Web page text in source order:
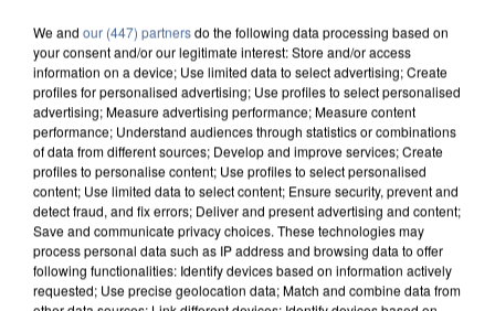
We and our (447) partnersdo the following data processing based on
your consent and/or our legitimate interest: Store and/or access
information on a device; Use limited data to select advertising; Create
profiles for personalised advertising; Use profiles to select personalised
advertising; Measure advertising performance; Measure content
performance; Understand audiences through statistics or combinations
of data from different sources; Develop and improve services; Create
profiles to personalise content; Use profiles to select personalised
content; Use limited data to select content; Ensure security, prevent and
detect fraud, and fix errors; Deliver and present advertising and content;
Save and communicate privacy choices. These technologies may
process personal data such as IP address and browsing data to offer
following functionalities: Identify devices based on information actively
requested; Use precise geolocation data; Match and combine data from